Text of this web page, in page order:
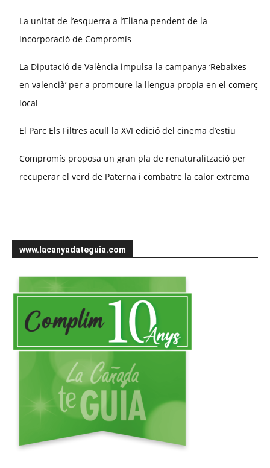
La unitat de l’esquerra a l’Eliana pendent de la
incorporació de Compromís
La Diputació de València impulsa la campanya ‘Rebaixes
en valencià’ per a promoure la llengua propia en el comerç
local
El Parc Els Filtres acull la XVI edició del cinema d’estiu
Compromís proposa un gran pla de renaturalització per
recuperar el verd de Paterna i combatre la calor extrema
www.lacanyadateguia.com